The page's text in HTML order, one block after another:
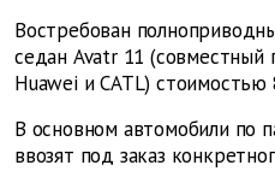
Востребован
седан Avatr 11 (совместный
Huawei и CATL) стоимостью
В основном автомобили по
ввозят под заказ